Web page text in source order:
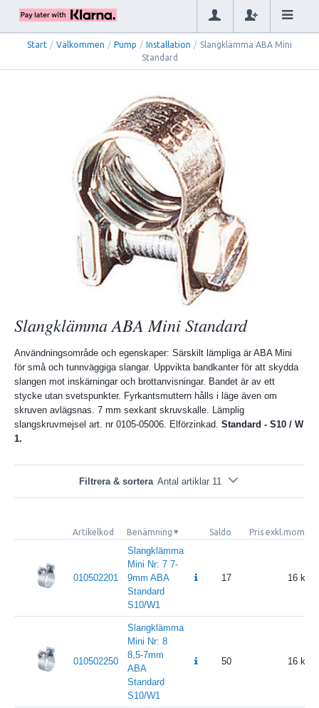
Start / Välkommen / Pump / Installation / Slangklämma ABA Mini
Standard
Slangklämma ABA Mini Standard
Användningsområde och egenskaper: Särskilt lämpliga är ABA Mini
för små och tunnväggiga slangar. Uppvikta bandkanter för att skydda
slangen mot inskärningar och brottanvisningar. Bandet är av ett
stycke utan svetspunkter. Fyrkantsmuttern hålls i läge även om
skruven avlägsnas. 7 mm sexkant skruvskalle. Lämplig
slangskruvmejsel art. nr 0105-05006. Elförzinkad. Standard - S10 / W
1.
Filtrera & sortera Antal artiklar 11
Artikelkod Benämning Saldo Pris exkl.moms
010502201
Slangklämma
Mini Nr: 7 7-
9mm ABA
Standard
S10/W1
17 16
010502250
Slangklämma
Mini Nr: 8
8,5-7mm
ABA
Standard
S10/W1
50 16